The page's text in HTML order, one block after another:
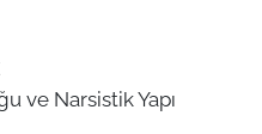
ve Narsistik Yapı